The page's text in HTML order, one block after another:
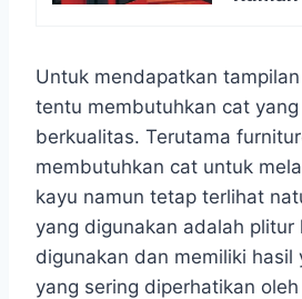
Untuk mendapatkan
tentu membutuhkan cat
berkualitas. Terutama
membutuhkan cat untuk
kayu namun tetap terlihat
yang digunakan adalah plitur
digunakan dan memiliki hasil
yang sering diperhatikan